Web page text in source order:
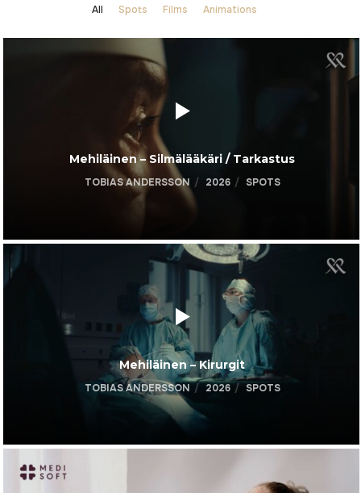
All Spots Films Animations
Mehiläinen – Silmälääkäri / Tarkastus
TOBIAS ANDERSSON 2026 SPOTS
Mehiläinen – Kirurgit
TOBIAS ANDERSSON 2026 SPOTS